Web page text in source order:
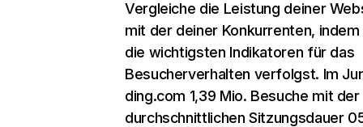
Vergleiche die Leistung deiner
mit der deiner Konkurrenten, indem
die wichtigsten Indikatoren für das
Besucherverhalten verfolgst. Im
ding.com 1,39 Mio. Besuche mit der
durchschnittlichen Sitzungsdauer